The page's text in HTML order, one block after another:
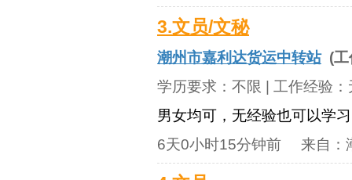
3.文员/文秘
潮州市嘉利达货运中转站(工
学历要求： 不限 | 工作经验：
男女均可，无经验也可以学
6天0小时15分钟前 来自：